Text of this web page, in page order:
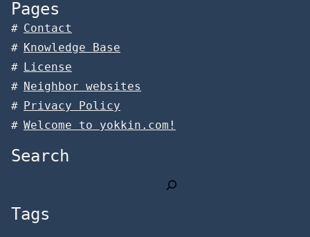
Pages
Contact
Knowledge Base
License
Neighbor websites
Privacy Policy
Welcome to yokkin.com!
Search
Tags